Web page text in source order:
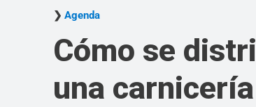
Agenda
Cómo se
una